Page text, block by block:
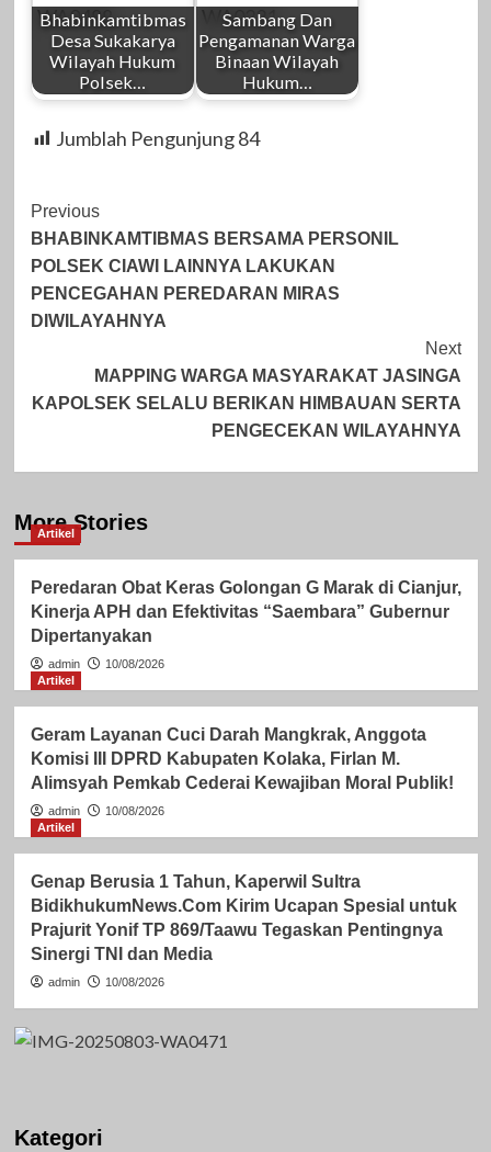
Bhabinkamtibmas
Desa Sukakarya
Wilayah Hukum
Polsek…
Sambang Dan
Pengamanan Warga
Binaan Wilayah
Hukum…
Jumblah Pengunjung 84
Post
Navigation
Previous
BHABINKAMTIBMAS BERSAMA PERSONIL
POLSEK CIAWI LAINNYA LAKUKAN
PENCEGAHAN PEREDARAN MIRAS
DIWILAYAHNYA
Next
MAPPING WARGA MASYARAKAT JASINGA
KAPOLSEK SELALU BERIKAN HIMBAUAN SERTA
PENGECEKAN WILAYAHNYA
More Stories
Artikel
Peredaran Obat Keras Golongan G Marak di Cianjur,
Kinerja APH dan Efektivitas “Saembara” Gubernur
Dipertanyakan
admin
10/08/2026
Artikel
Geram Layanan Cuci Darah Mangkrak, Anggota
Komisi III DPRD Kabupaten Kolaka, Firlan M.
Alimsyah Pemkab Cederai Kewajiban Moral Publik!
admin
10/08/2026
Artikel
Genap Berusia 1 Tahun, Kaperwil Sultra
BidikhukumNews.Com Kirim Ucapan Spesial untuk
Prajurit Yonif TP 869/Taawu Tegaskan Pentingnya
Sinergi TNI dan Media
admin 10/08/2026
Kategori